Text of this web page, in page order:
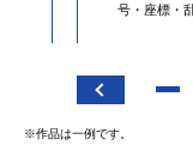
号・座標・
※作品は一例です。